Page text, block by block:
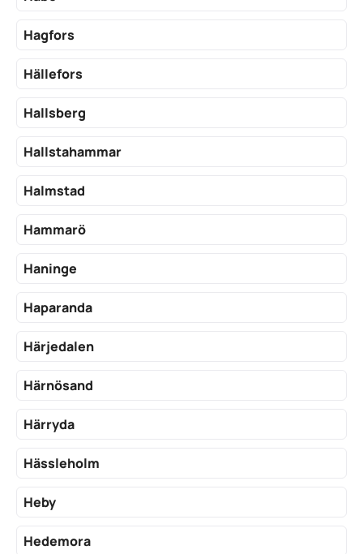
Hagfors
Hällefors
Hallsberg
Hallstahammar
Halmstad
Hammarö
Haninge
Haparanda
Härjedalen
Härnösand
Härryda
Hässleholm
Heby
Hedemora